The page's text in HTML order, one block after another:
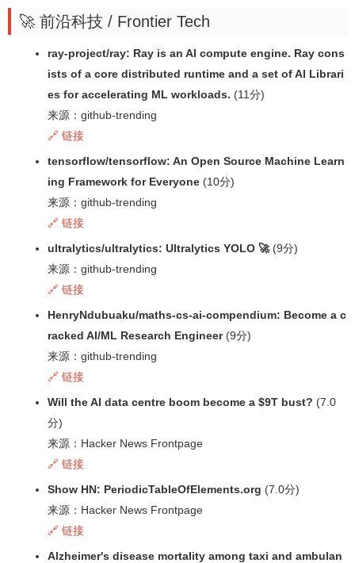
🚀 前沿科技 / Frontier Tech
ray-project/ray: Ray is an AI compute engine. Ray cons
ists of a core distributed runtime and a set of AI Librari
es for accelerating ML workloads. (11分)
来源：github-trending
🔗 链接
tensorflow/tensorflow: An Open Source Machine Learn
ing Framework for Everyone (10分)
来源：github-trending
🔗 链接
ultralytics/ultralytics: Ultralytics YOLO 🚀(9分)
来源：github-trending
🔗 链接
HenryNdubuaku/maths-cs-ai-compendium: Become a c
racked AI/ML Research Engineer(9分)
来源：github-trending
🔗 链接
Will the AI data centre boom become a $9T bust? (7.0
分)
来源：Hacker News Frontpage
🔗 链接
Show HN: PeriodicTableOfElements.org (7.0分)
来源：Hacker News Frontpage
🔗 链接
Alzheimer's disease mortality among taxi and ambulan